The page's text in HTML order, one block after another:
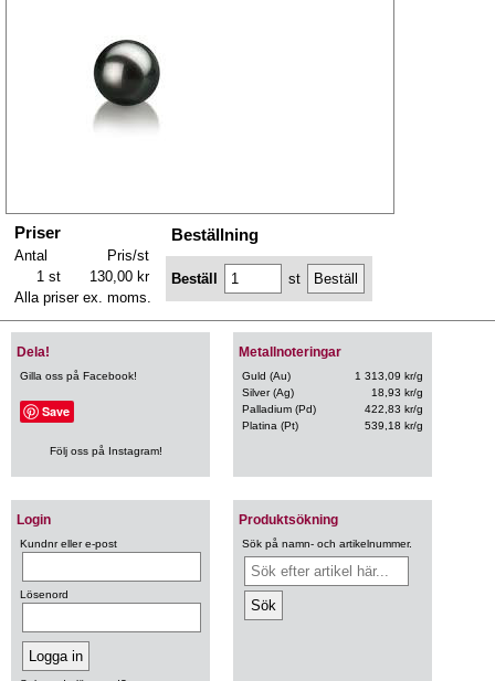
Priser
Antal
Pris/st
1 st
130,00 kr
Alla priser ex. moms.
Beställning
Beställ st
Metallnoteringar
Guld (Au)
1 313,09 kr/g
Silver (Ag)
18,93 kr/g
Palladium (Pd)
422,83 kr/g
Platina (Pt)
539,18 kr/g
Login
Kundnr eller e-post
Lösenord
Produktsökning
Sök på namn- och artikelnummer.
Dela!
Gilla oss på Facebook!
Save
Följ oss på Instagram!